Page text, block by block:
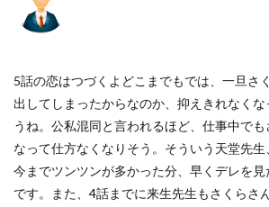
5話の恋はつづくよどこまでもでは、一旦さ
出してしまったからなのか、抑えきれなくな
うね。公私混同と言われるほど、仕事中で
なって仕方なくなりそう。そういう天堂先生
今までツンツンが多かった分、早くデレを
です。また、4話までに来生先生もさくらさ